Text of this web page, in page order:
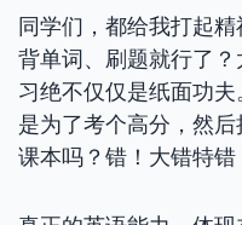
同学们，都给我打起
背单词、刷题就行了
习绝不仅仅是纸面功
是为了考个高分，然
课本吗？错！大错特错